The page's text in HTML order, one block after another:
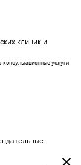
клиник и
услуги